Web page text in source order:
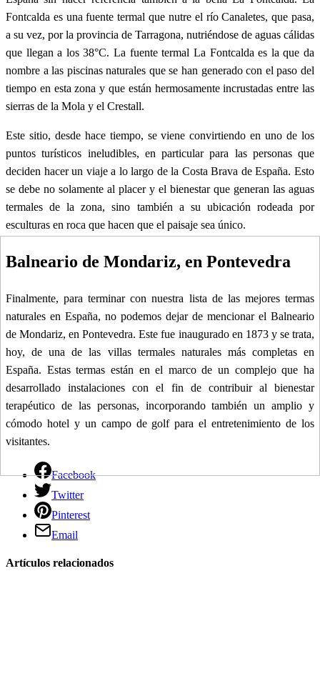
Fontcalda es una fuente termal que nutre el río Canaletes, que pasa,
a su vez, por la provincia de Tarragona, nutriéndose de aguas cálidas
que llegan a los 38°C. La fuente termal La Fontcalda es la que da
nombre a las piscinas naturales que se han generado con el paso del
tiempo en esta zona y que están hermosamente incrustadas entre las
sierras de la Mola y el Crestall.
Este sitio, desde hace tiempo, se viene convirtiendo en uno de los
puntos turísticos ineludibles, en particular para las personas que
deciden hacer un viaje a lo largo de la Costa Brava de España. Esto
se debe no solamente al placer y el bienestar que generan las aguas
termales de la zona, sino también a su ubicación rodeada por
esculturas en roca que hacen que el paisaje sea único.
Balneario de Mondariz, en Pontevedra
Finalmente, para terminar con nuestra lista de las mejores termas
naturales en España, no podemos dejar de mencionar el Balneario
de Mondariz, en Pontevedra. Este fue inaugurado en 1873 y se trata,
hoy, de una de las villas termales naturales más completas en
España. Estas termas están en el marco de un complejo que ha
desarrollado instalaciones con el fin de contribuir al bienestar
terapéutico de las personas, incorporando también un amplio y
cómodo hotel y un campo de golf para el entretenimiento de los
visitantes.
Facebook
Twitter
Pinterest
Email
Artículos relacionados